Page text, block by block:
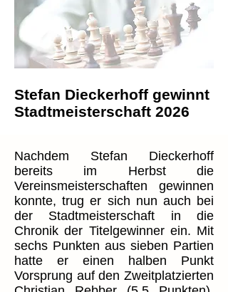
Stefan Dieckerhoff gewinnt
Stadtmeisterschaft 2026
Nachdem Stefan Dieckerhoff
bereits im Herbst die
Vereinsmeisterschaften gewinnen
konnte, trug er sich nun auch bei
der Stadtmeisterschaft in die
Chronik der Titelgewinner ein. Mit
sechs Punkten aus sieben Partien
hatte er einen halben Punkt
Vorsprung auf den Zweitplatzierten